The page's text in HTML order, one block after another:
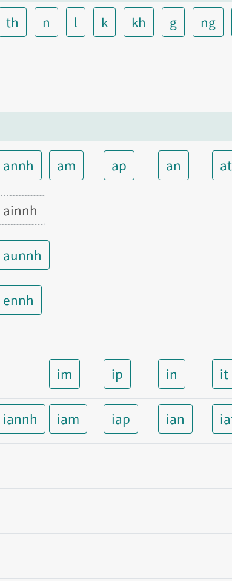
th n l k kh g ng
annh am ap an at
ainnh
aunnh
ennh
im ip in it
iannh iam iap ian